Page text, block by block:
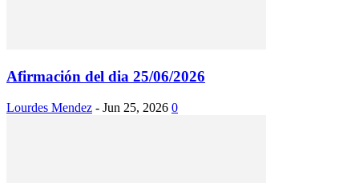
Afirmación del dia 25/06/2026
Lourdes Mendez - Jun 25, 2026 0